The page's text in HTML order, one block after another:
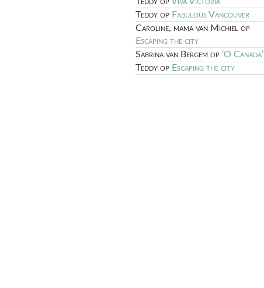
Teddy op Fabulous Vancouver
Caroline, mama van Michiel op
Escaping the city
Sabrina van Bergem op ‘O Canada’
Teddy op Escaping the city